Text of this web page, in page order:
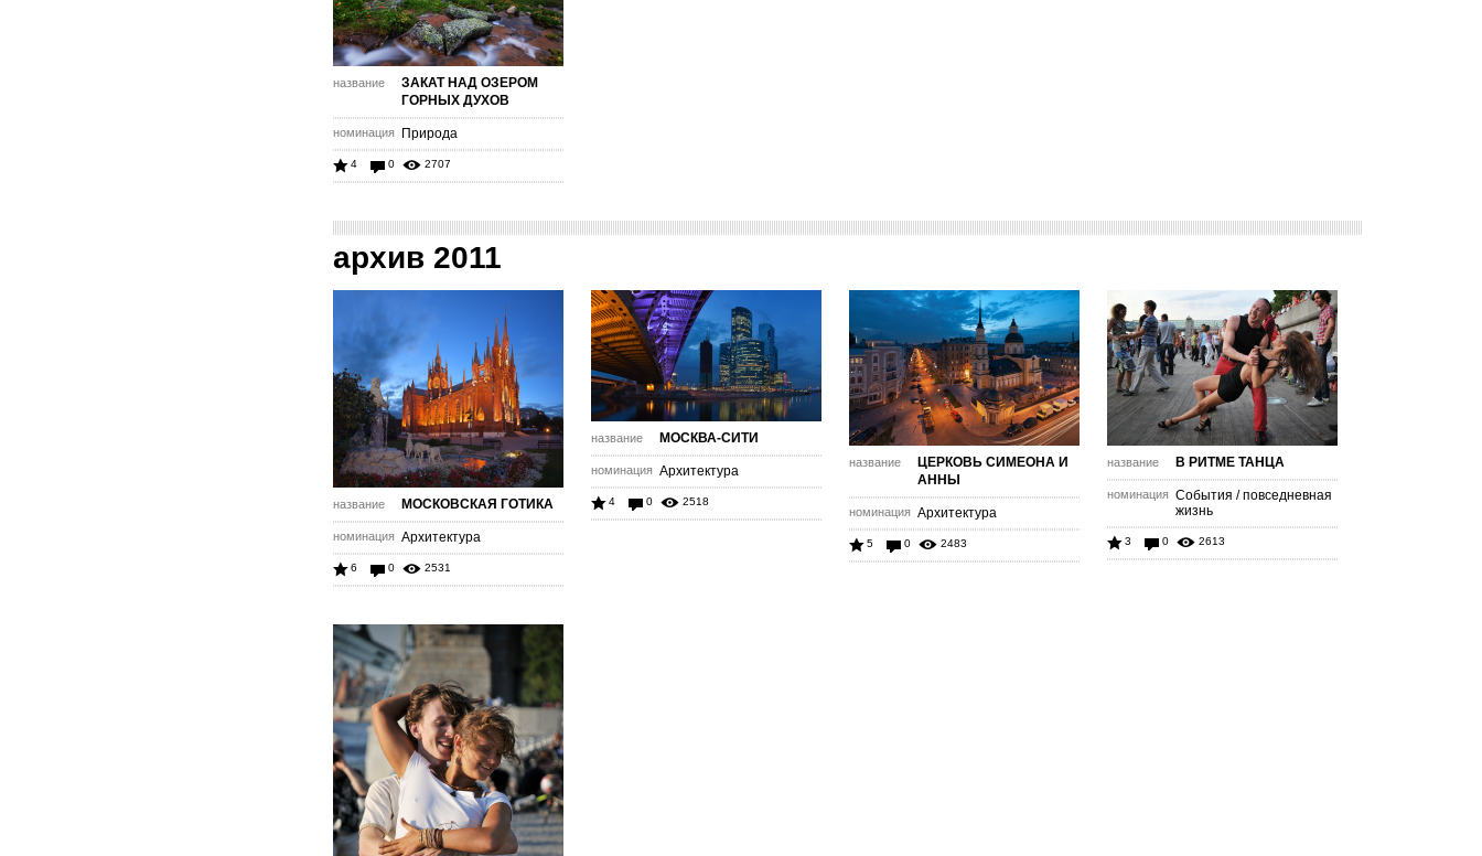
название
ЗАКАТ НАД ОЗЕРОМ
ГОРНЫХ ДУХОВ
номинация Природа
4 0 2707
архив 2011
название МОСКОВСКАЯ ГОТИКА
номинация Архитектура
6 0 2531
название МОСКВА-СИТИ
номинация Архитектура
4 0 2518
название
ЦЕРКОВЬ СИМЕОНА И
АННЫ
номинация Архитектура
5 0 2483
название В РИТМЕ ТАНЦА
номинация События / повседневная
жизнь
3 0 2613